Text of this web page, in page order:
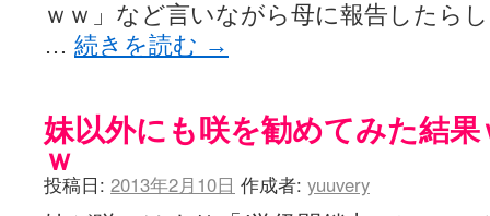
ｗｗ」など言いながら母に報告したら
… 続きを読む →
妹以外にも咲を勧めてみた結
ｗ
投稿日: 2013年2月10日 作成者: yuuvery